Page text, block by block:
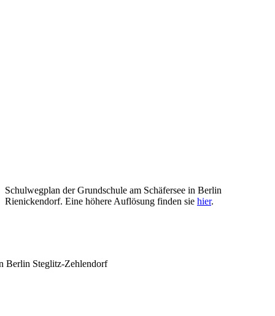
Schulwegplan der Grundschule am Schäfersee in Berlin
Rienickendorf. Eine höhere Auflösung finden sie hier.